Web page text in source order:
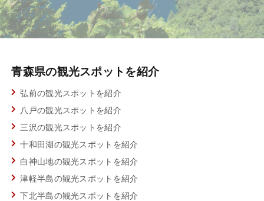
青森県の観光スポットを紹介
弘前の観光スポットを紹介
八戸の観光スポットを紹介
三沢の観光スポットを紹介
十和田湖の観光スポットを紹介
白神山地の観光スポットを紹介
津軽半島の観光スポットを紹介
下北半島の観光スポットを紹介